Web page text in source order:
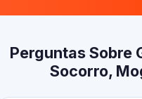
Perguntas Sobre
Socorro,